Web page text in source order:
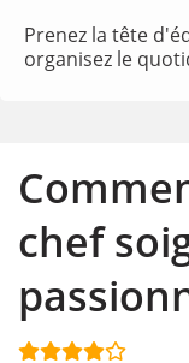
Prenez la tête
organisez le
chef